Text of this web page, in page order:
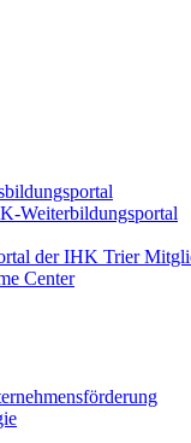
Weiterbildungsportal
Center